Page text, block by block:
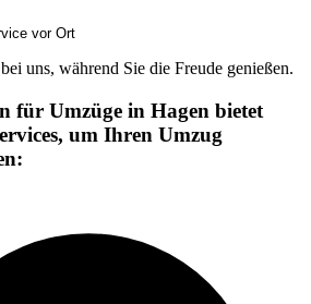
vor Ort
uns, während Sie die Freude genießen.
für Umzüge in Hagen bietet
um Ihren Umzug